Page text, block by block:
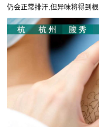
仍会正常排汗,但异味将得到根